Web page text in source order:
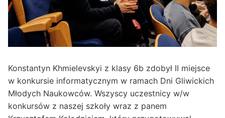
Konstantyn Khmielevskyi z klasy 6b zdobył II miejsce
w konkursie informatycznym w ramach Dni Gliwickich
Młodych Naukowców. Wszyscy uczestnicy w/w
konkursów z naszej szkoły wraz z panem